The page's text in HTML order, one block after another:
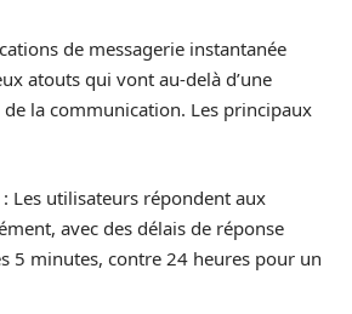
de messagerie instantanée
atouts qui vont au-delà d’une
la communication. Les principaux
Les utilisateurs répondent aux
avec des délais de réponse
5 minutes, contre 24 heures pour un